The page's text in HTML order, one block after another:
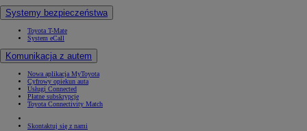
Systemy bezpieczeństwa
Toyota T-Mate
System eCall
Komunikacja z autem
Nowa aplikacja MyToyota
Cyfrowy opiekun auta
Usługi Connected
Płatne subskrypcje
Toyota Connectivity Match
Skontaktuj się z nami